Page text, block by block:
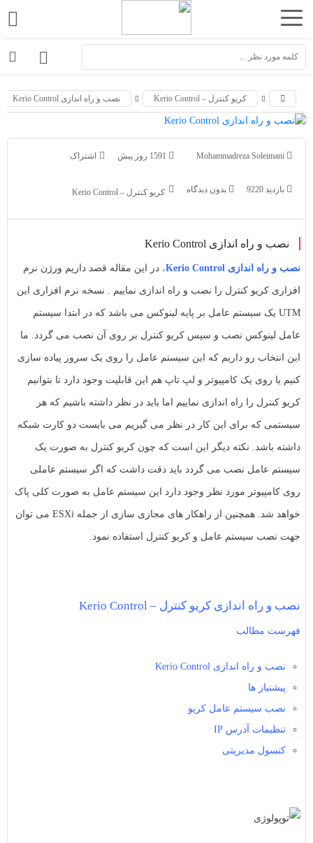
اشتراک
استفاده
از
روش‌های
زیر
صفحه
خود
به
اشتراک
بگذارید.
کپی
کریو کنترل – Kerio Control نصب و راه اندازی Kerio Control
Mohammadreza Soleimani 1591 روز پیش
اشتراک
با
استفاده
از
می‌توانید
با
دوستان
اشتراک
بگذارید.
کپی
لینک
بازدید 9220 بدون دیدگاه کریو کنترل – Kerio Control
نصب و راه اندازی Kerio Control
نصب و راه اندازی Kerio Control ،در این مقاله قصد داریم ورژن نرم
افزاری کریو کنترل را نصب و راه اندازی نماییم . نسخه نرم افزاری این
UTM یک سیستم عامل بر پایه لینوکس می باشد که در ابتدا سیستم
عامل لینوکس نصب و سپس کریو کنترل بر روی آن نصب می گردد. ما
این انتخاب رو داریم که این سیستم عامل را روی یک سرور پیاده سازی
کنیم یا روی یک کامپیوتر و لپ تاپ هم این قابلیت وجود دارد تا بتوانیم
کریو کنترل را راه اندازی نماییم اما باید در نظر داشته باشیم که هر
سیستمی که برای این کار در نظر می گیریم می بایست دو کارت شبکه
داشته باشد. نکته دیگر این است که چون کریو کنترل به صورت یک
سیستم عامل نصب می گردد باید دقت داشت که اگر سیستم عاملی
روی کامپیوتر مورد نظر وجود دارد این سیستم عامل به صورت کلی پاک
خواهد شد. همچنین از راهکار های مجازی سازی از جمله ESXi می توان
جهت نصب سیستم عامل و کریو کنترل استفاده نمود.
نصب و راه اندازی کریو کنترل – Kerio Control
فهرست مطالب
نصب و راه اندازی Kerio Control
پیشنیاز ها
نصب سیستم عامل کریو
تنظیمات آدرس IP
کنسول مدیریتی